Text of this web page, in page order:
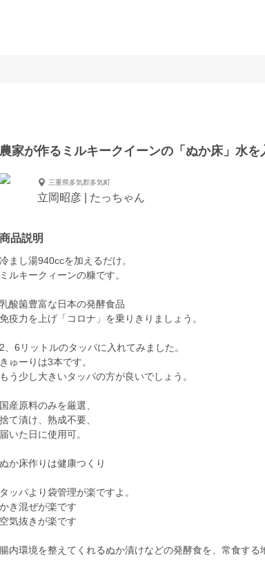
農家が作るミルキークイーンの「ぬか床」水を
三重県多気郡多気町
立岡昭彦 | たっちゃん
商品説明
冷まし湯940ccを加えるだけ。
ミルキークィーンの糠です。
乳酸箘豊富な日本の発酵食品
免疫力を上げ「コロナ」を乗りきりましょう。
2、6リットルのタッパに入れてみました。
きゅーりは3本です。
もう少し大きいタッパの方が良いでしょう。
国産原料のみを厳選、
捨て漬け、熟成不要、
届いた日に使用可。
ぬか床作りは健康つくり
タッパより袋管理が楽ですよ。
かき混ぜが楽です
空気抜きが楽です
腸内環境を整えてくれるぬか漬けなどの発酵食を、常食する